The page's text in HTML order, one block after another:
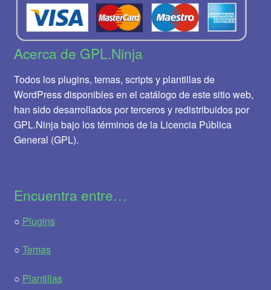
Acerca de GPL.Ninja
Todos los plugins, temas, scripts y plantillas de
WordPress disponibles en el catálogo de este sitio web,
han sido desarrollados por terceros y redistribuidos por
GPL.Ninja bajo los términos de la Licencia Pública
General (GPL).
Encuentra entre…
○ Plugins
○ Temas
○ Plantillas